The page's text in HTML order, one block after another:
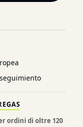
ordini di oltre 120